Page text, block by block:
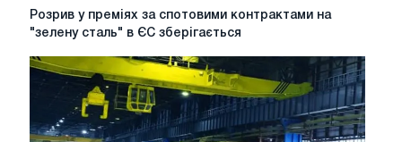
Розрив
у
за
спотовими
контрактами
"зелену
Розрив у преміях за спотовими контрактами на
"зелену сталь" в ЄС зберігається